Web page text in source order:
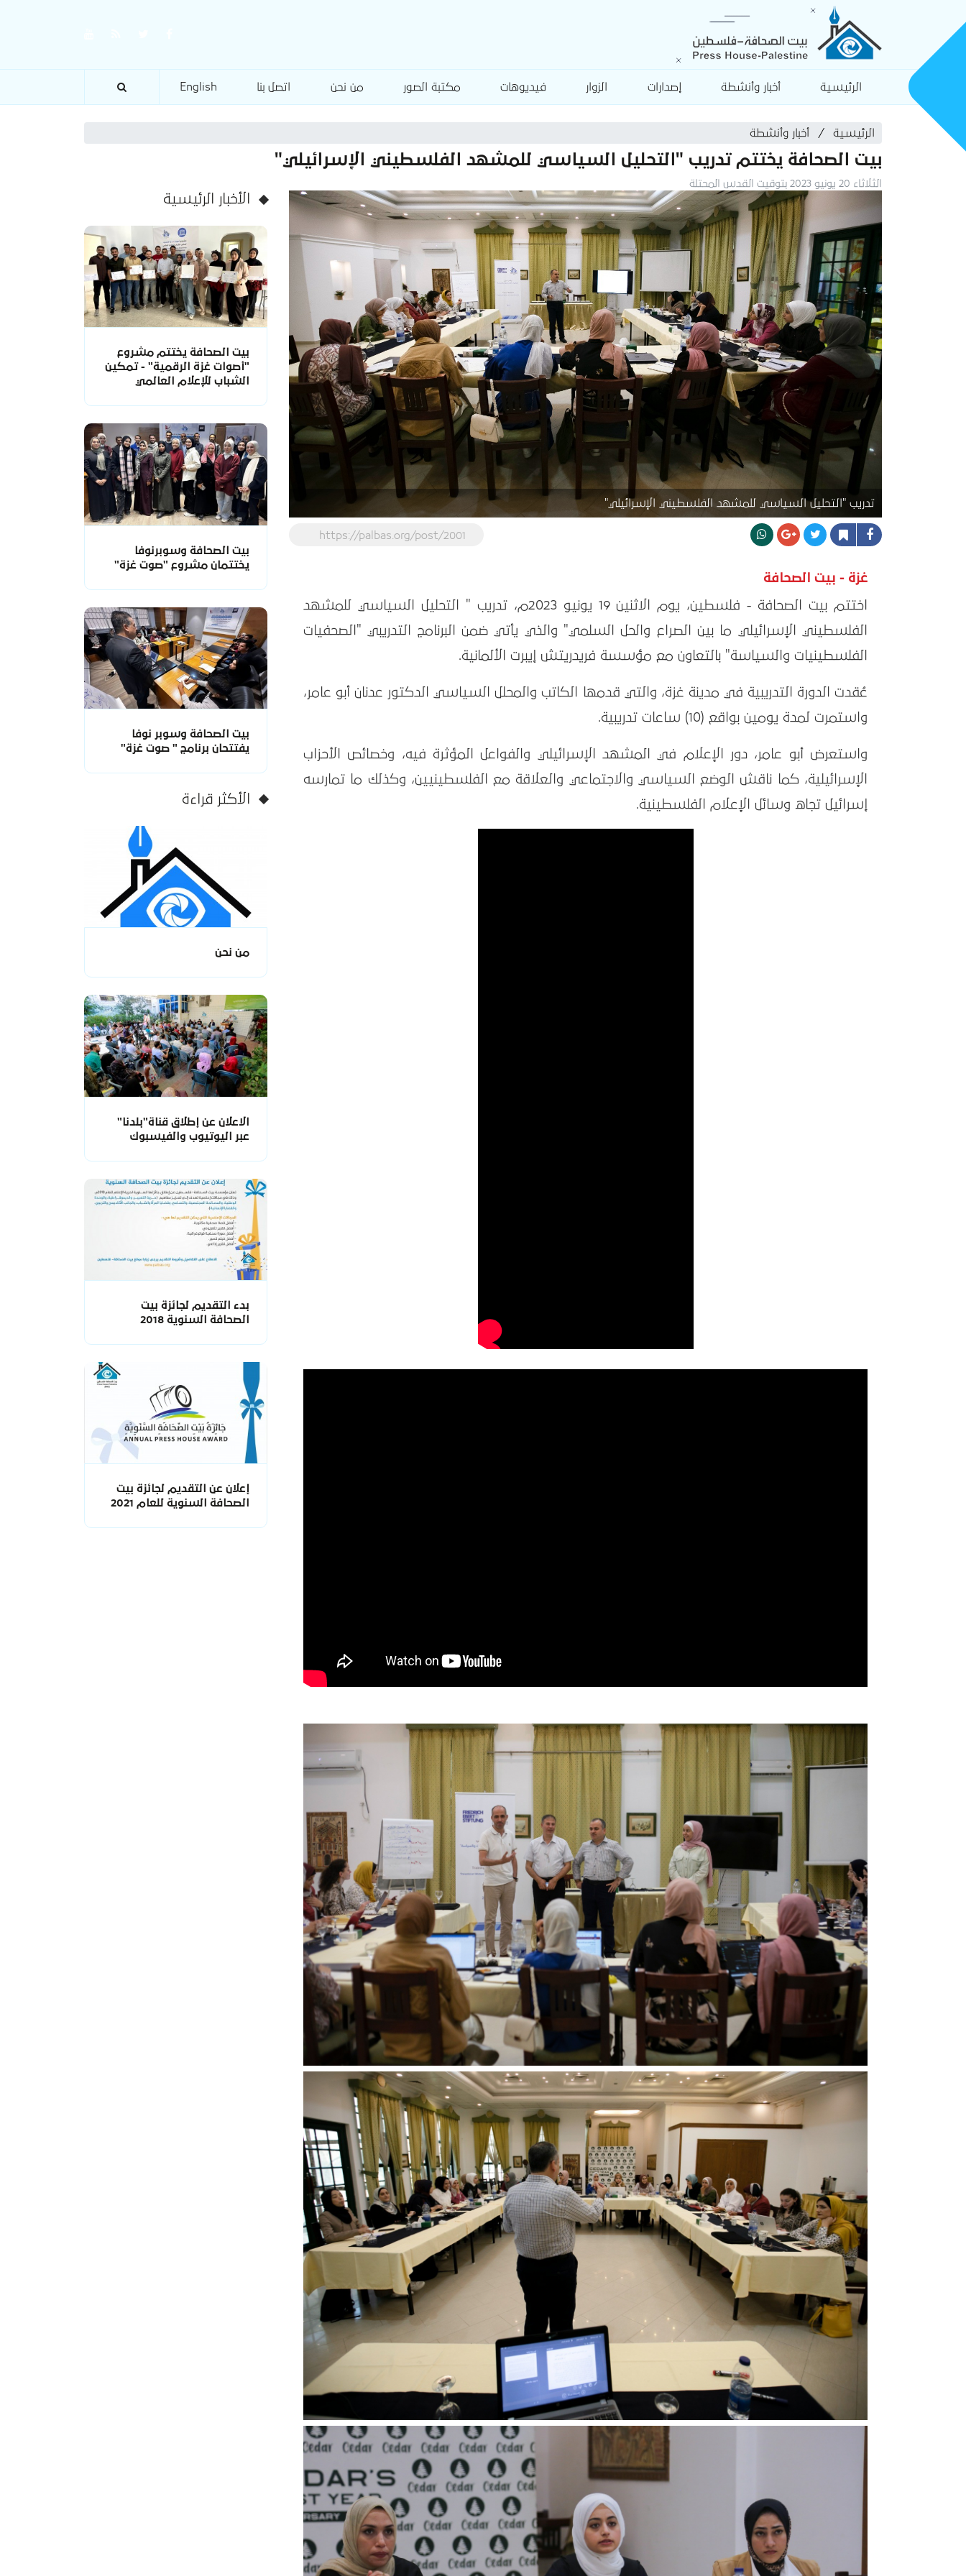
الرئيسية أخبار وأنشطة إصدارات الزوار فيديوهات مكتبة الصور من نحن اتصل بنا English
الرئيسية أخبار وأنشطة
بيت الصحافة يختتم تدريب "التحليل السياسي للمشهد الفلسطيني الإسرائيلي"
الثلاثاء 20 يونيو 2023 بتوقيت القدس المحتلة
تدريب "التحليل السياسي للمشهد الفلسطيني الإسرائيلي"
https://palbas.org/post/2001
غزة - بيت الصحافة
اختتم بيت الصحافة - فلسطين، يوم الاثنين 19 يونيو 2023م، تدريب " التحليل السياسي للمشهد
الفلسطيني الإسرائيلي ما بين الصراع والحل السلمي" والذي يأتي ضمن البرنامج التدريبي "الصحفيات
الفلسطينيات والسياسة" بالتعاون مع مؤسسة فريدريتش إيبرت الألمانية.
عُقدت الدورة التدريبية في مدينة غزة، والتي قدمها الكاتب والمحلل السياسي الدكتور عدنان أبو عامر،
واستمرت لمدة يومين بواقع (10) ساعات تدريبية.
واستعرض أبو عامر، دور الإعلام في المشهد الإسرائيلي والفواعل المؤثرة فيه، وخصائص الأحزاب
الإسرائيلية، كما ناقش الوضع السياسي والاجتماعي والعلاقة مع الفلسطينيين، وكذلك ما تمارسه
إسرائيل تجاه وسائل الإعلام الفلسطينية.
الأخبار الرئيسية
بيت الصحافة يختتم مشروع
"أصوات غزة الرقمية" - تمكين
الشباب للإعلام العالمي
بيت الصحافة وسوبرنوفا
يختتمان مشروع "صوت غزة"
بيت الصحافة وسوبر نوفا
يفتتحان برنامج " صوت غزة"
الأكثر قراءة
من نحن
الاعلان عن إطلاق قناة"بلدنا"
عبر اليوتيوب والفيسبوك
بدء التقديم لجائزة بيت
الصحافة السنوية 2018
إعلان عن التقديم لجائزة بيت
الصحافة السنوية للعام 2021